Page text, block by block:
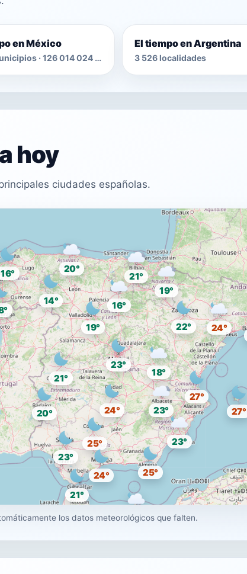
en México
2 478 municipios · 126 014 024 habitantes
El tiempo en Argentina
3 526 localidades
hoy
ciudades españolas.
23°
27°
22°
23°
24°
23°
21°
25°
19°
20°
16°
19°
25°
16°
23°
20°
24°
21°
26°
24°
14°
27°
18°
21°
los datos meteorológicos que falten.